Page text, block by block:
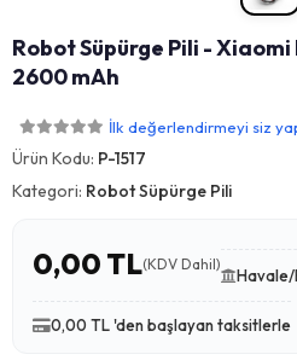
Robot Süpürge Pili - Xiaomi
2600 mAh
İlk değerlendirmeyi siz
Ürün Kodu: P-1517
Kategori: Robot Süpürge Pili
0,00 TL(KDV Dahil)
Havale/
0,00 TL 'den başlayan taksitlerle